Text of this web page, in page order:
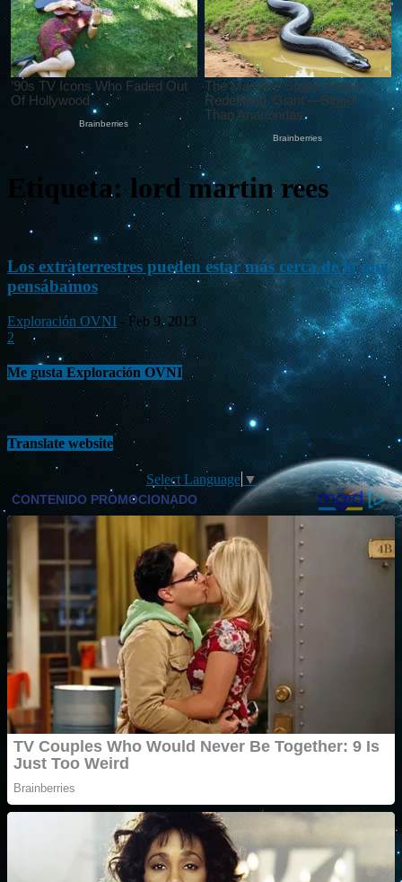
Etiqueta: lord martin rees
Los extraterrestres pueden estar más cerca de lo que
pensábamos
Exploración OVNI - Feb 9, 2013
2
Me gusta Exploración OVNI
Translate website
Select Language ▼